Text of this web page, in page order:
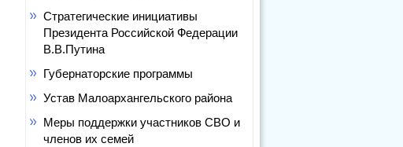
Стратегические инициативы
Президента Российской Федерации
В.В.Путина
Губернаторские программы
Устав Малоархангельского района
Меры поддержки участников СВО и
членов их семей